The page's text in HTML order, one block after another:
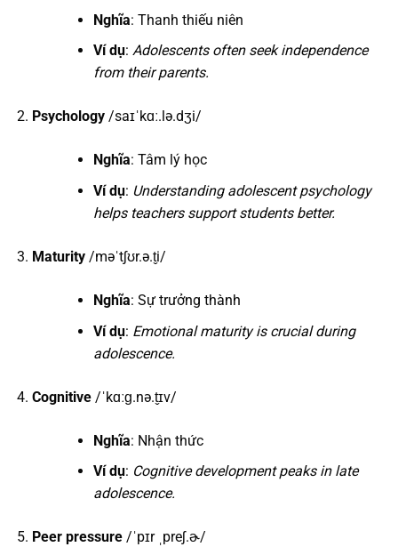
Nghĩa: Thanh thiếu niên
Ví dụ: Adolescents often seek independence
from their parents.
Psychology/saɪˈkɑː.lə.dʒi/
Nghĩa: Tâm lý học
Ví dụ: Understanding adolescent psychology
helps teachers support students better.
Maturity/məˈtʃʊr.ə.t̬i/
Nghĩa: Sự trưởng thành
Ví dụ: Emotional maturity is crucial during
adolescence.
Cognitive/ˈkɑːɡ.nə.t̬ɪv/
Nghĩa: Nhận thức
Ví dụ: Cognitive development peaks in late
adolescence.
Peer pressure/ˈpɪr ˌpreʃ.ɚ/